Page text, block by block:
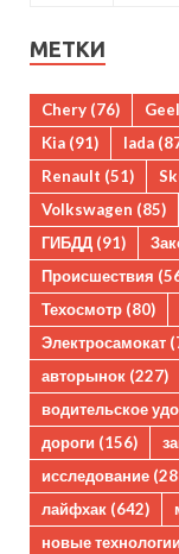
МЕТКИ
Chery (76)
Kia (91) lada
Renault (51)
Volkswagen (85)
ГИБДД (91)
Происшествия
Техосмотр (80)
Электросамокат
авторынок (227)
водительское
дороги (156)
исследование
лайфхак (642)
новые технологии